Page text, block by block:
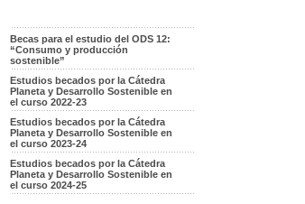
Becas para el estudio del ODS 12:
“Consumo y producción
sostenible”
Estudios becados por la Cátedra
Planeta y Desarrollo Sostenible en
el curso 2022-23
Estudios becados por la Cátedra
Planeta y Desarrollo Sostenible en
el curso 2023-24
Estudios becados por la Cátedra
Planeta y Desarrollo Sostenible en
el curso 2024-25